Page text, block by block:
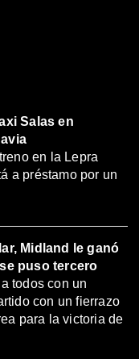
Salas en
en la Lepra
a préstamo por un
Midland le ganó
puso tercero
todos con un
con un fierrazo
para la victoria de